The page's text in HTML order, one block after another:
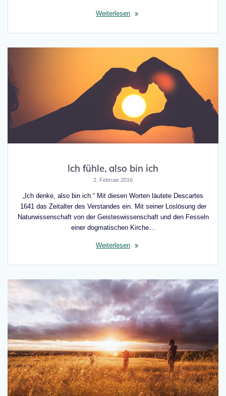
Weiterlesen
Ich fühle, also bin ich
2. Februar 2016
„Ich denke, also bin ich.“ Mit diesen Worten läutete Descartes
1641 das Zeitalter des Verstandes ein. Mit seiner Loslösung der
Naturwissenschaft von der Geisteswissenschaft und den Fesseln
einer dogmatischen Kirche…
Weiterlesen